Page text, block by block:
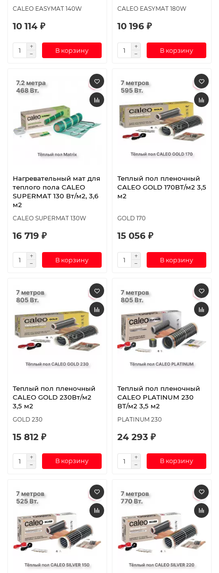
CALEO EASYMAT 140W
10 114 ₽
В корзину
CALEO EASYMAT 180W
10 196 ₽
В корзину
Нагревательный мат для
теплого пола CALEO
SUPERMAT 130 Вт/м2, 3,6
м2
CALEO SUPERMAT 130W
16 719 ₽
В корзину
Теплый пол пленочный
CALEO GOLD 170ВТ/м2 3,5
м2
GOLD 170
15 056 ₽
В корзину
Теплый пол пленочный
CALEO GOLD 230Вт/м2
3,5 м2
GOLD 230
15 812 ₽
В корзину
Теплый пол пленочный
CALEO PLATINUM 230
ВТ/м2 3,5 м2
PLATINUM 230
24 293 ₽
В корзину